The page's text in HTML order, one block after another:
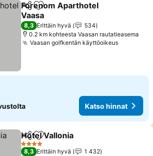
Jaa Lisää suosikkeihin
Forenom Aparthotel
Vaasa
Katso hinnat
8,3 Erittäin hyvä
534
0.2 km kohteesta Vaasan rautatieasema
Vaasan golfkentän käyttöoikeusKatso
Katso hinnat
Jaa Lisää suosikkeihin
Hotel Vallonia
4 Tähtiluokitus
8,3 Erittäin hyvä
1 432